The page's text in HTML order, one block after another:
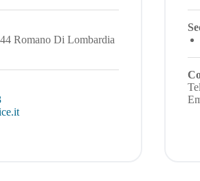
Romano Di Lombardia